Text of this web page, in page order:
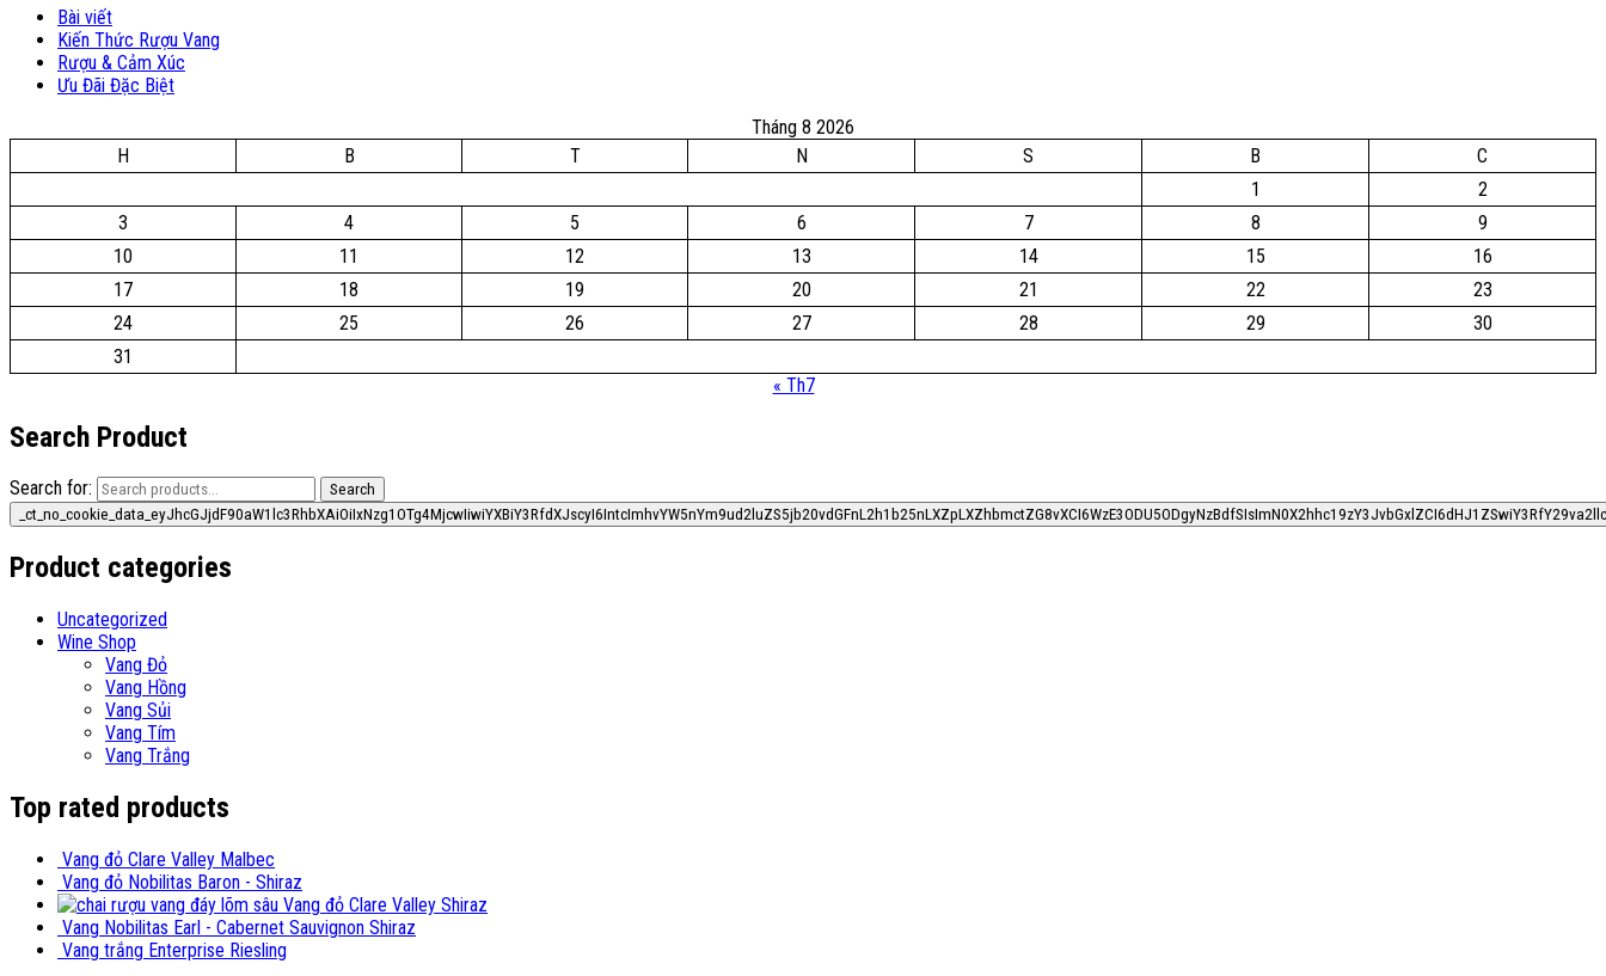
Bài viết
Kiến Thức Rượu Vang
Rượu & Cảm Xúc
Ưu Đãi Đặc Biệt
Tháng 8 2026
H
B T N S B
C
1
2
3
4 5 6 7 8
9
10
11 12 13 14 15
16
17
18 19 20 21 22
23
24
25 26 27 28 29
30
31
« Th7
Search Product
Search for: Search
Product categories
Uncategorized
Wine Shop
Vang Đỏ
Vang Hồng
Vang Sủi
Vang Tím
Vang Trắng
Top rated products
Vang đỏ Clare Valley Malbec
Vang đỏ Nobilitas Baron - Shiraz
Vang đỏ Clare Valley Shiraz
Vang Nobilitas Earl - Cabernet Sauvignon Shiraz
Vang trắng Enterprise Riesling